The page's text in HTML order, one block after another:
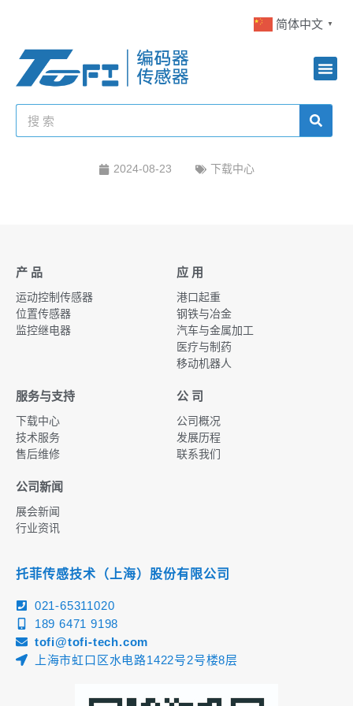
简体中文 ▼
2024-08-23 下载中心
产 品
运动控制传感器
位置传感器
监控继电器
应 用
港口起重
钢铁与冶金
汽车与金属加工
医疗与制药
移动机器人
服务与支持
下载中心
技术服务
售后维修
公 司
公司概况
发展历程
联系我们
公司新闻
展会新闻
行业资讯
托菲传感技术（上海）股份有限公司
021-65311020
189 6471 9198
tofi@tofi-tech.com
上海市虹口区水电路1422号2号楼8层